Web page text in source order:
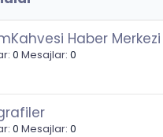
Haber Merkezi
0 Mesajlar 0
0 Mesajlar 0